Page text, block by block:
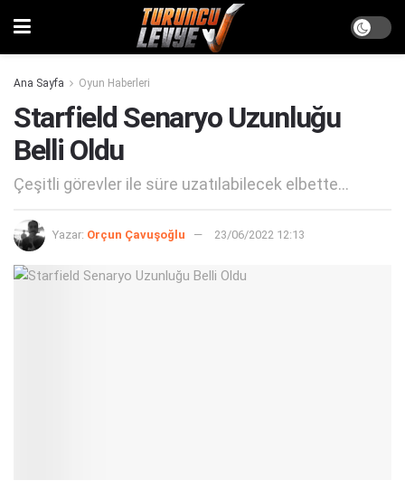
Ana Sayfa Oyun Haberleri
Starfield Senaryo Uzunluğu
Belli Oldu
Çeşitli görevler ile süre uzatılabilecek elbette...
Yazar: Orçun Çavuşoğlu 23/06/2022 12:13